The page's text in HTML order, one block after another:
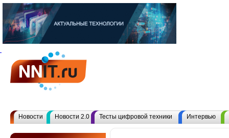
Новости Новости 2.0 Тесты цифровой техники Интервью